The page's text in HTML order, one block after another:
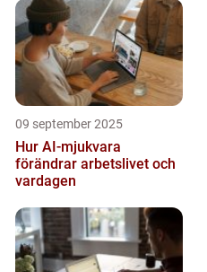
09 september 2025
Hur AI-mjukvara
förändrar arbetslivet och
vardagen